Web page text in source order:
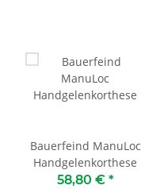
Bauerfeind ManuLoc
Handgelenkorthese
58,80 € *